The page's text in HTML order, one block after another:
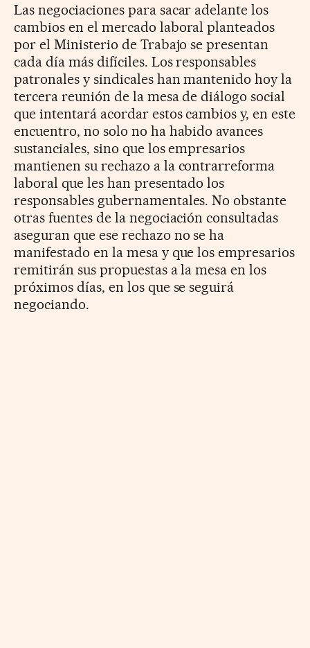
Las negociaciones para sacar adelante los
cambios en el mercado laboral planteados
por el Ministerio de Trabajo se presentan
cada día más difíciles. Los responsables
patronales y sindicales han mantenido hoy la
tercera reunión de la mesa de diálogo social
que intentará acordar estos cambios y, en este
encuentro, no solo no ha habido avances
sustanciales, sino que los empresarios
mantienen su rechazo a la contrarreforma
laboral que les han presentado los
responsables gubernamentales. No obstante
otras fuentes de la negociación consultadas
aseguran que ese rechazo no se ha
manifestado en la mesa y que los empresarios
remitirán sus propuestas a la mesa en los
próximos días, en los que se seguirá
negociando.